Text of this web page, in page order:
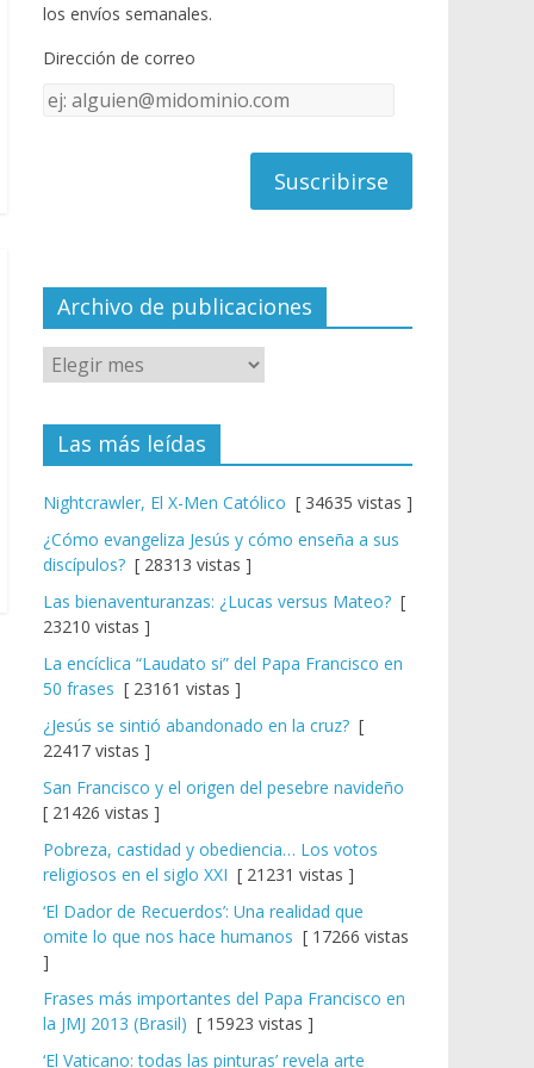
o
k e
C
el
los envíos semanales.
Dirección de correo
Dirección
Archivo de publicaciones
Las más leídas
Nightcrawler, El X-Men Católico [ 34635 vistas ]
¿Cómo evangeliza Jesús y cómo enseña a sus
discípulos? [ 28313 vistas ]
Las bienaventuranzas: ¿Lucas versus Mateo? [
23210 vistas ]
La encíclica “Laudato si” del Papa Francisco en
50 frases [ 23161 vistas ]
¿Jesús se sintió abandonado en la cruz? [
22417 vistas ]
San Francisco y el origen del pesebre navideño
[ 21426 vistas ]
Pobreza, castidad y obediencia… Los votos
religiosos en el siglo XXI [ 21231 vistas ]
‘El Dador de Recuerdos’: Una realidad que
omite lo que nos hace humanos [ 17266 vistas
]
Frases más importantes del Papa Francisco en
la JMJ 2013 (Brasil) [ 15923 vistas ]
‘El Vaticano: todas las pinturas’ revela arte